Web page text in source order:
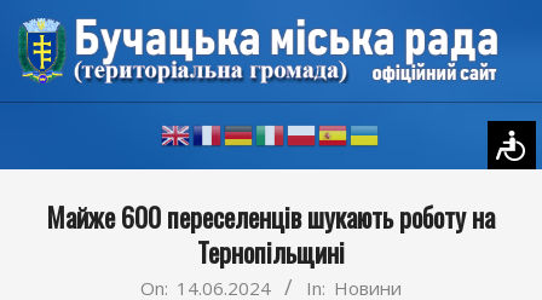
Skip
content
NavigationМайже 600 переселенців шукають роботу на
Тернопільщині
On: 14.06.2024 In: Новини